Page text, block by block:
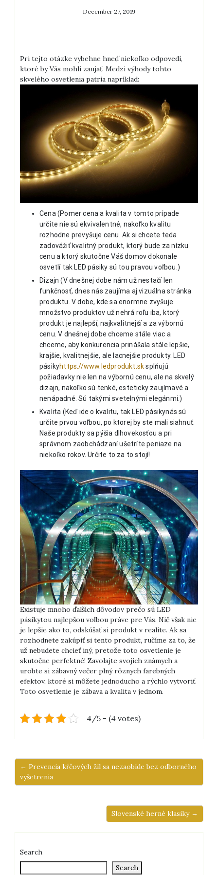
December 27, 2019
Pri tejto otázke vybehne hneď niekoľko odpovedí,
ktoré by Vás mohli zaujať. Medzi výhody tohto
skvelého osvetlenia patria napríklad:
Cena (Pomer cena a kvalita v tomto prípade
určite nie sú ekvivalentné, nakoľko kvalitu
rozhodne prevyšuje cenu. Ak si chcete teda
zadovážiť kvalitný produkt, ktorý bude za nízku
cenu a ktorý skutočne Váš domov dokonale
osvetlí tak LED pásiky sú tou pravou voľbou.)
Dizajn (V dnešnej dobe nám už nestačí len
funkčnosť, dnes nás zaujíma aj vizuálna stránka
produktu. V dobe, kde sa enormne zvyšuje
množstvo produktov už nehrá roľu iba, ktorý
produkt je najlepší, najkvalitnejší a za výbornú
cenu. V dnešnej dobe chceme stále viac a
chceme, aby konkurencia prinášala stále lepšie,
krajšie, kvalitnejšie, ale lacnejšie produkty. LED
pásikyhttps://www.ledprodukt.sksplňujú
požiadavky nie len na výbornú cenu, ale na skvelý
dizajn, nakoľko sú tenké, esteticky zaujímavé a
nenápadné. Sú takými svetelnými elegánmi.)
Kvalita (Keď ide o kvalitu, tak LED pásikynás sú
určite prvou voľbou, po ktorej by ste mali siahnuť.
Naše produkty sa pýšia dlhovekosťou a pri
správnom zaobchádzaní ušetríte peniaze na
niekoľko rokov. Určite to za to stojí!
Existuje mnoho ďalších dôvodov prečo sú LED
pásikytou najlepšou voľbou práve pre Vás. Nič však nie
je lepšie ako to, odskúšať si produkt v realite. Ak sa
rozhodnete zakúpiť si tento produkt, ručíme za to, že
už nebudete chcieť iný, pretože toto osvetlenie je
skutočne perfektné! Zavolajte svojich známych a
urobte si zábavný večer plný rôznych farebných
efektov, ktoré si môžete jednoducho a rýchlo vytvoriť.
Toto osvetlenie je zábava a kvalita v jednom.
4/5 - (4 votes)
← Prevencia kŕčových žíl sa nezaobíde bez odborného
vyšetrenia
Slovenské herné klasiky →
Search
Search